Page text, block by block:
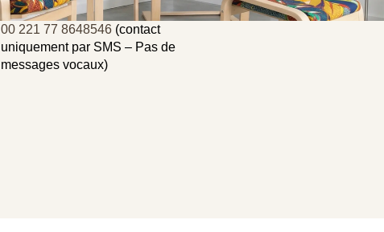
00 221 77 8648546 (contact
uniquement par SMS – Pas de
messages vocaux)